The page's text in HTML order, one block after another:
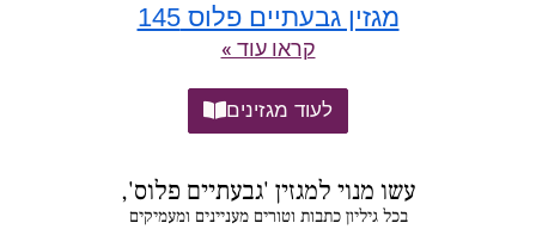
מגזין גבעתיים פלוס 145
קראו עוד »
לעוד מגזינים
עשו מנוי למגזין 'גבעתיים פלוס',
בכל גיליון כתבות וטורים מעניינים ומעמיקים